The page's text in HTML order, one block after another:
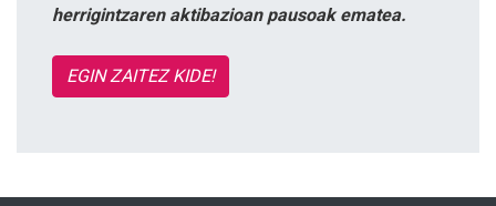
herrigintzaren aktibazioan pausoak ematea.
EGIN ZAITEZ KIDE!